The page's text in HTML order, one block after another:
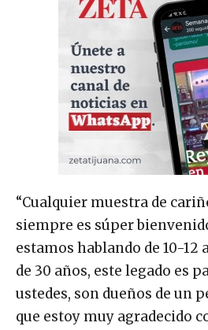
“Cualquier muestra de
siempre es súper
estamos hablando de 10-12
de 30 años, este legado es
ustedes, son dueños de un
que estoy muy agradecido